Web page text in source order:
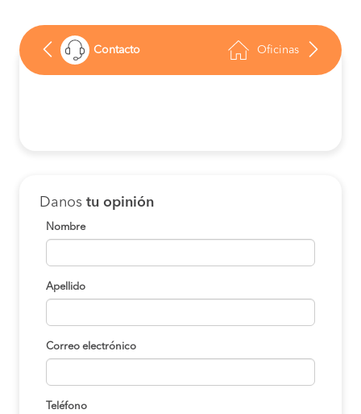
Contacto Oficinas
Danos tu opinión
Nombre
Apellido
Correo electrónico
Teléfono